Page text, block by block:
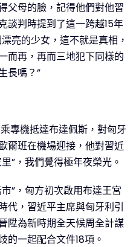
父母的臉，記得他們對他習
談判時提到了這一跨越15年
亮的少女，這不就是真相，
而再，再而三地犯下同樣的
長嗎？”
專機抵達布達佩斯，對匈牙
爾班在機場迎接，他對習近
”，我們覺得極年夜榮光。
”，匈方初次啟用布達王宮
代，習近平主席與匈牙利引
陞為新時期全天候周全計謀
的一起配合文件18項。